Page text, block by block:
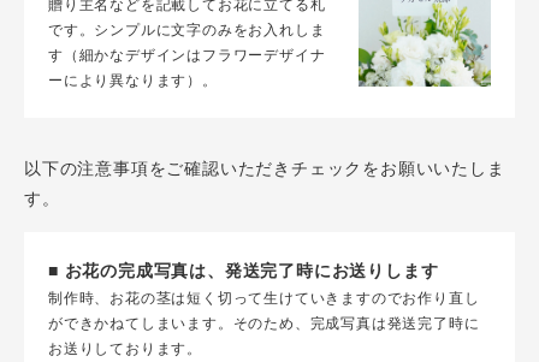
贈り主名などを記載してお花に立てる札
です。シンプルに文字のみをお入れしま
す（細かなデザインはフラワーデザイナ
ーにより異なります）。
以下の注意事項をご確認いただきチェックをお願いいたしま
す。
■ お花の完成写真は、発送完了時にお送りします
制作時、お花の茎は短く切って生けていきますのでお作り直し
ができかねてしまいます。そのため、完成写真は発送完了時に
お送りしております。